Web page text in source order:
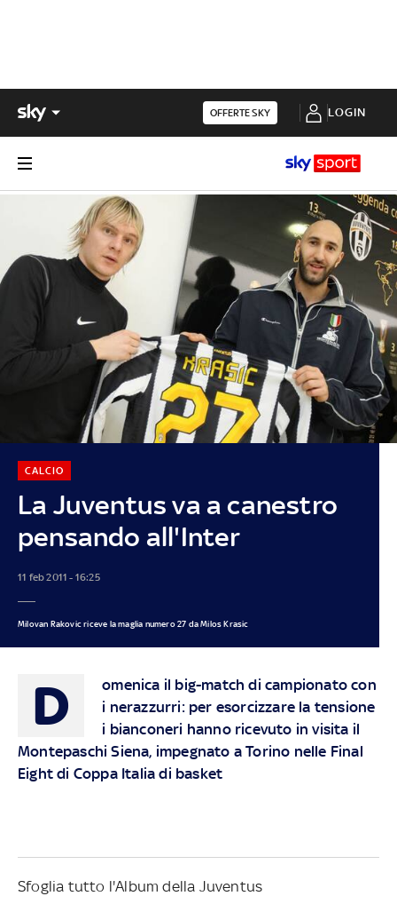
OFFERTE SKY LOGIN
La Juventus va a canestro
pensando all'Inter
CALCIO
11 feb 2011 - 16:25
Milovan Rakovic riceve la maglia numero 27 da Milos Krasic
D
omenica il big-match di campionato con
i nerazzurri: per esorcizzare la tensione
i bianconeri hanno ricevuto in visita il
Montepaschi Siena, impegnato a Torino nelle Final
Eight di Coppa Italia di basket
Sfoglia tutto l'Album della Juventus